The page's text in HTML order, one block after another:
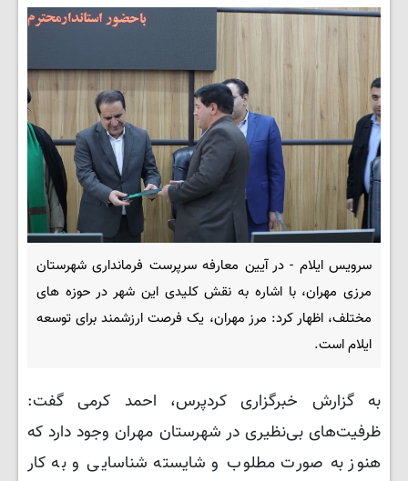
سرویس ایلام - در آیین معارفه سرپرست فرمانداری شهرستان
مرزی مهران، با اشاره به نقش کلیدی این شهر در حوزه های
مختلف، اظهار کرد: مرز مهران، یک فرصت ارزشمند برای توسعه
ایلام است.
به گزارش خبرگزاری کردپرس، احمد کرمی گفت:
ظرفیت‌های بی‌نظیری در شهرستان مهران وجود دارد که
هنوز به‌ صورت مطلوب و شایسته شناسایی و به کار